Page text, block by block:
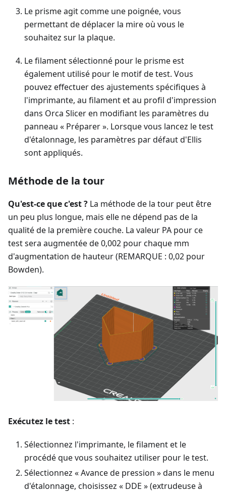
Le prisme agit comme une poignée, vous
permettant de déplacer la mire où vous le
souhaitez sur la plaque.
Le filament sélectionné pour le prisme est
également utilisé pour le motif de test. Vous
pouvez effectuer des ajustements spécifiques à
l'imprimante, au filament et au profil d'impression
dans Orca Slicer en modifiant les paramètres du
panneau « Préparer ». Lorsque vous lancez le test
d'étalonnage, les paramètres par défaut d'Ellis
sont appliqués.
Méthode de la tour
Qu'est-ce que c'est ? La méthode de la tour peut être
un peu plus longue, mais elle ne dépend pas de la
qualité de la première couche. La valeur PA pour ce
test sera augmentée de 0,002 pour chaque mm
d'augmentation de hauteur (REMARQUE : 0,02 pour
Bowden).
Exécutez le test :
Sélectionnez l'imprimante, le filament et le
procédé que vous souhaitez utiliser pour le test.
Sélectionnez « Avance de pression » dans le menu
d'étalonnage, choisissez « DDE » (extrudeuse à